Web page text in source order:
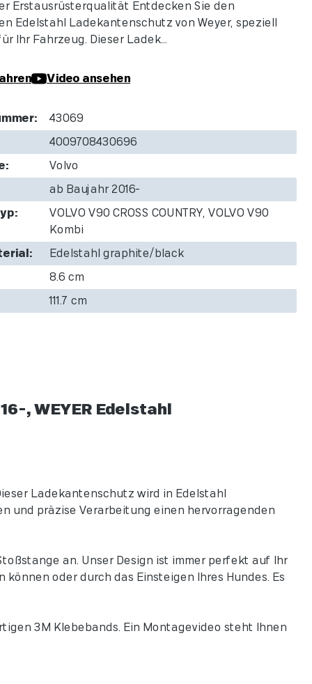
Erstausrüsterqualität Entdecken Sie den
Edelstahl Ladekantenschutz von Weyer, speziell
Ihr Fahrzeug. Dieser Ladek...
Video ansehen
43069
4009708430696
Volvo
ab Baujahr 2016-
VOLVO V90 CROSS COUNTRY, VOLVO V90
Kombi
Edelstahl graphite/black
8.6 cm
111.7 cm
, WEYER Edelstahl
Ladekantenschutz wird in Edelstahl
und präzise Verarbeitung einen hervorragenden
an. Unser Design ist immer perfekt auf Ihr
oder durch das Einsteigen Ihres Hundes. Es
3M Klebebands. Ein Montagevideo steht Ihnen